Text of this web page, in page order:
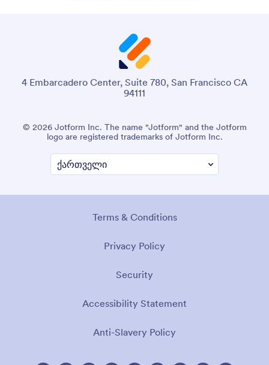
4 Embarcadero Center, Suite 780, San Francisco CA
94111
© 2026 Jotform Inc. The name "Jotform" and the Jotform
logo are registered trademarks of Jotform Inc.
Terms & Conditions
Privacy Policy
Security
Accessibility Statement
Anti-Slavery Policy